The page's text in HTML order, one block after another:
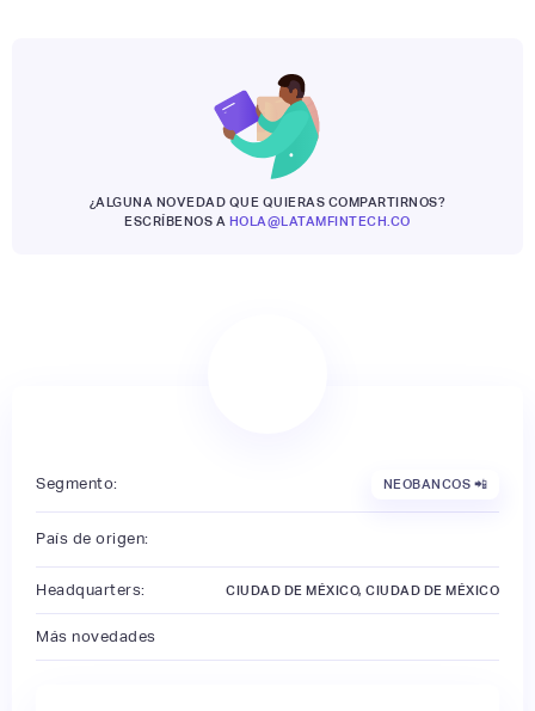
¿ALGUNA NOVEDAD QUE QUIERAS COMPARTIRNOS?
ESCRÍBENOS A HOLA@LATAMFINTECH.CO
Segmento: NEOBANCOS 📲
País de origen:
Headquarters: CIUDAD DE MÉXICO, CIUDAD DE MÉXICO
Más novedades